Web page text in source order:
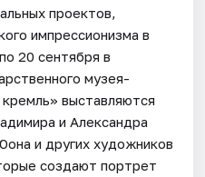
проектов,
импрессионизма в
20 сентября в
музея-
выставляются
и Александра
и других художников
создают портрет